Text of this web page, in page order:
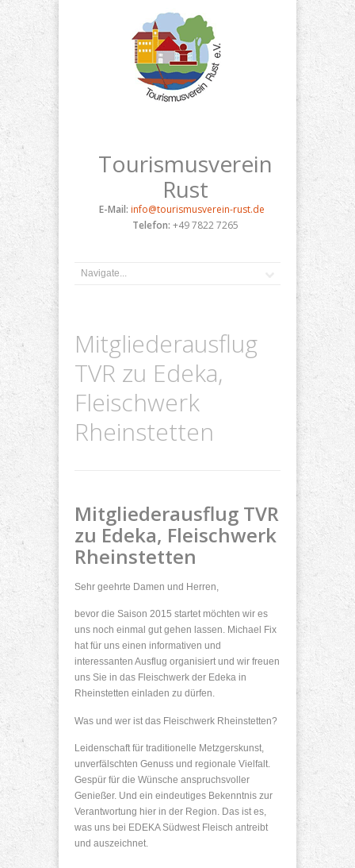
Tourismusverein
Rust
E-Mail: info@tourismusverein-rust.de
Telefon: +49 7822 7265
Mitgliederausflug
TVR zu Edeka,
Fleischwerk
Rheinstetten
Mitgliederausflug TVR
zu Edeka, Fleischwerk
Rheinstetten
Sehr geehrte Damen und Herren,
bevor die Saison 2015 startet möchten wir es
uns noch einmal gut gehen lassen. Michael Fix
hat für uns einen informativen und
interessanten Ausflug organisiert und wir freuen
uns Sie in das Fleischwerk der Edeka in
Rheinstetten einladen zu dürfen.
Was und wer ist das Fleischwerk Rheinstetten?
Leidenschaft für traditionelle Metzgerskunst,
unverfälschten Genuss und regionale Vielfalt.
Gespür für die Wünsche anspruchsvoller
Genießer. Und ein eindeutiges Bekenntnis zur
Verantwortung hier in der Region. Das ist es,
was uns bei EDEKA Südwest Fleisch antreibt
und auszeichnet.